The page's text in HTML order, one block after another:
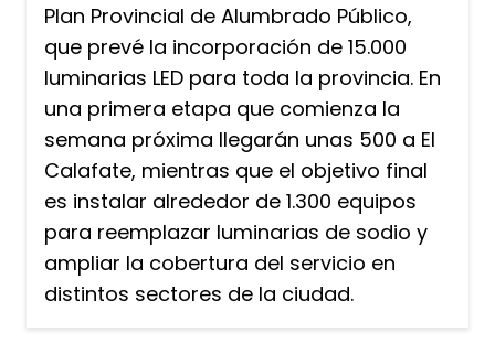
Plan Provincial de Alumbrado Público,
que prevé la incorporación de 15.000
luminarias LED para toda la provincia. En
una primera etapa que comienza la
semana próxima llegarán unas 500 a El
Calafate, mientras que el objetivo final
es instalar alrededor de 1.300 equipos
para reemplazar luminarias de sodio y
ampliar la cobertura del servicio en
distintos sectores de la ciudad.